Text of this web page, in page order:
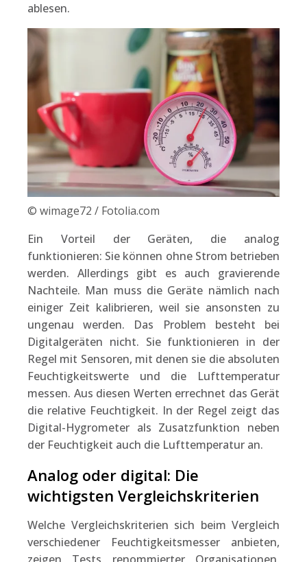
ablesen.
© wimage72 / Fotolia.com
Ein Vorteil der Geräten, die analog
funktionieren: Sie können ohne Strom betrieben
werden. Allerdings gibt es auch gravierende
Nachteile. Man muss die Geräte nämlich nach
einiger Zeit kalibrieren, weil sie ansonsten zu
ungenau werden. Das Problem besteht bei
Digitalgeräten nicht. Sie funktionieren in der
Regel mit Sensoren, mit denen sie die absoluten
Feuchtigkeitswerte und die Lufttemperatur
messen. Aus diesen Werten errechnet das Gerät
die relative Feuchtigkeit. In der Regel zeigt das
Digital-Hygrometer als Zusatzfunktion neben
der Feuchtigkeit auch die Lufttemperatur an.
Analog oder digital: Die
wichtigsten Vergleichskriterien
Welche Vergleichskriterien sich beim Vergleich
verschiedener Feuchtigkeitsmesser anbieten,
zeigen Tests renommierter Organisationen.